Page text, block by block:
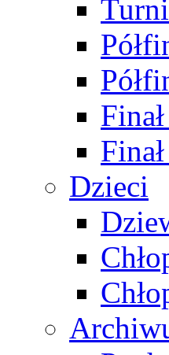
Dzieci